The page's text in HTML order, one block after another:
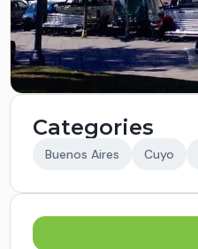
Categories
Buenos Aires Cuyo